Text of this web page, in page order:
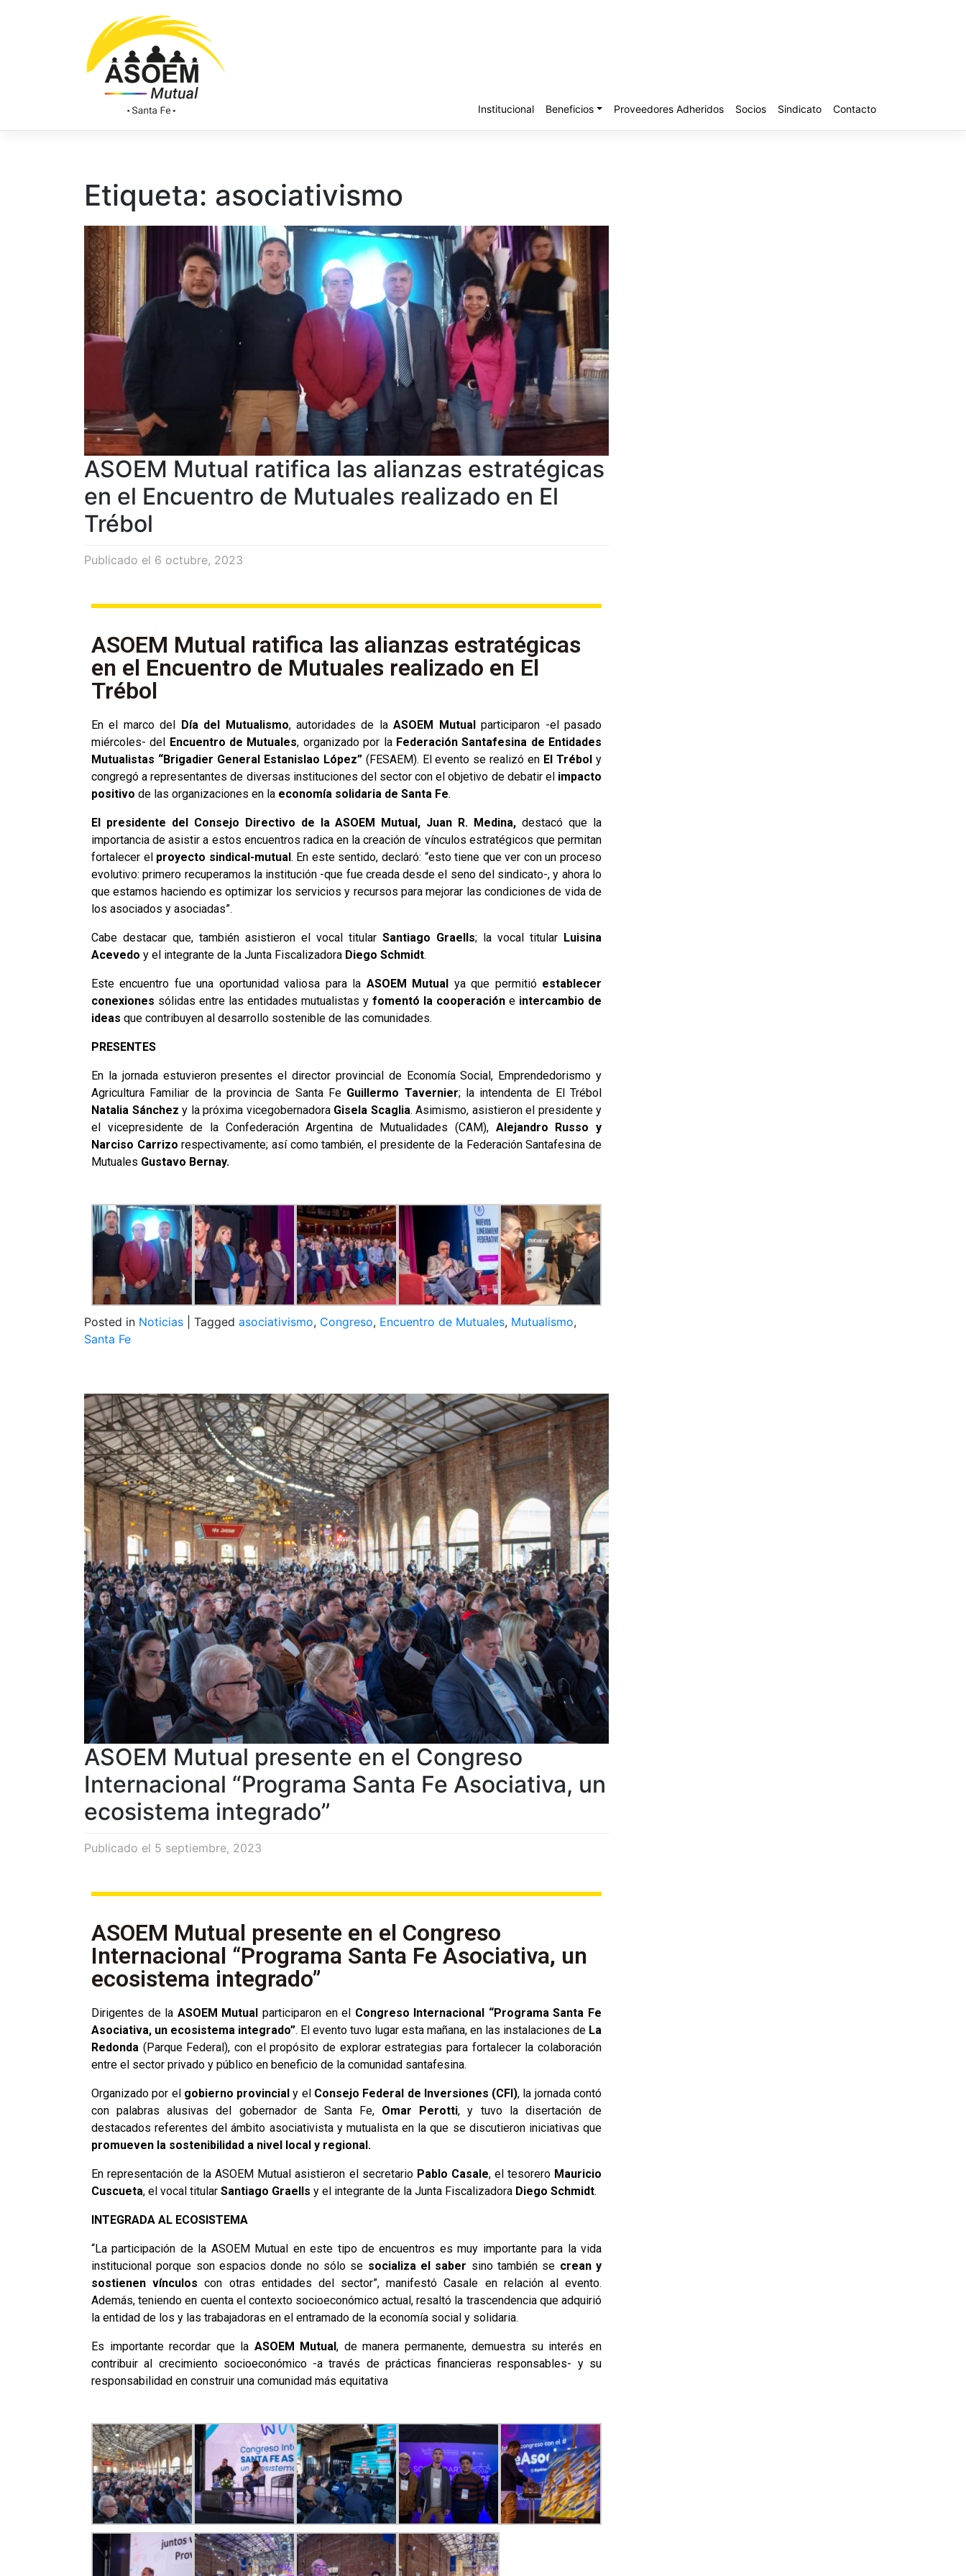
Institucional Beneficios Proveedores Adheridos Socios Sindicato Contacto
Etiqueta: asociativismo
ASOEM Mutual ratifica las alianzas estratégicas
en el Encuentro de Mutuales realizado en El
Trébol
Publicado el 6 octubre, 2023
ASOEM Mutual ratifica las alianzas estratégicas
en el Encuentro de Mutuales realizado en El
Trébol
En el marco del Día del Mutualismo, autoridades de laASOEM Mutual participaron -el pasado
miércoles- del
Encuentro de Mutuales, organizado por la Federación Santafesina de Entidades
Mutualistas “Brigadier General Estanislao López”(FESAEM). El evento se realizó en El Trébol y
congregó a representantes de diversas instituciones del sector con el objetivo de debatir el impacto
positivo de las organizaciones en la economía solidaria de Santa Fe.
El presidente del Consejo Directivo de la ASOEM Mutual, Juan R. Medina, destacó que la
importancia de asistir a estos encuentros radica en la creación de vínculos estratégicos que permitan
fortalecer el proyecto sindical-mutual . En este sentido, declaró: “esto tiene que ver con un proceso
evolutivo: primero recuperamos la institución -que fue creada desde el seno del sindicato-, y ahora lo
que estamos haciendo es optimizar los servicios y recursos para mejorar las condiciones de vida de
los asociados y asociadas”.
Cabe destacar que, también asistieron el vocal titular Santiago Graells; la vocal titular Luisina
Acevedo y el integrante de la Junta Fiscalizadora Diego Schmidt.
Este encuentro fue una oportunidad valiosa para la ASOEM Mutual ya que permitió establecer
conexiones sólidas entre las entidades mutualistas y fomentó la cooperación e intercambio de
ideas que contribuyen al desarrollo sostenible de las comunidades.
PRESENTES
En la jornada estuvieron presentes el director provincial de Economía Social, Emprendedorismo y
Agricultura Familiar de la provincia de Santa Fe Guillermo Tavernier; la intendenta de El Trébol
Natalia Sánchez y la próxima vicegobernadora Gisela Scaglia. Asimismo, asistieron el presidente y
el vicepresidente de la Confederación Argentina de Mutualidades (CAM), Alejandro Russo y
Narciso Carrizo respectivamente; así como también, el presidente de la Federación Santafesina de
Mutuales Gustavo Bernay.
Posted in Noticias Tagged asociativismo, Congreso, Encuentro de Mutuales, Mutualismo,
Santa Fe
ASOEM Mutual presente en el Congreso
Internacional “Programa Santa Fe Asociativa, un
ecosistema integrado”
Publicado el 5 septiembre, 2023
ASOEM Mutual presente en el Congreso
Internacional “Programa Santa Fe Asociativa, un
ecosistema integrado”
Dirigentes de la ASOEM Mutual participaron en el Congreso Internacional “Programa Santa Fe
Asociativa, un ecosistema integrado”. El evento tuvo lugar esta mañana, en las instalaciones de La
Redonda (Parque Federal), con el propósito de explorar estrategias para fortalecer la colaboración
entre el sector privado y público en beneficio de la comunidad santafesina.
Organizado por el gobierno provincial y el Consejo Federal de Inversiones (CFI), la jornada contó
con palabras alusivas del gobernador de Santa Fe, Omar Perotti, y tuvo la disertación de
destacados referentes del ámbito asociativista y mutualista en la que se discutieron iniciativas que
promueven la sostenibilidad a nivel local y regional.
En representación de la ASOEM Mutual asistieron el secretario Pablo Casale, el tesorero Mauricio
Cuscueta, el vocal titular Santiago Graells y el integrante de la Junta Fiscalizadora Diego Schmidt.
INTEGRADA AL ECOSISTEMA
“La participación de la ASOEM Mutual en este tipo de encuentros es muy importante para la vida
institucional porque son espacios donde no sólo se socializa el saber sino también se crean y
sostienen vínculos con otras entidades del sector”, manifestó Casale en relación al evento.
Además, teniendo en cuenta el contexto socioeconómico actual, resaltó la trascendencia que adquirió
la entidad de los y las trabajadoras en el entramado de la economía social y solidaria.
Es importante recordar que la ASOEM Mutual, de manera permanente, demuestra su interés en
contribuir al crecimiento socioeconómico -a través de prácticas financieras responsables- y su
responsabilidad en construir una comunidad más equitativa